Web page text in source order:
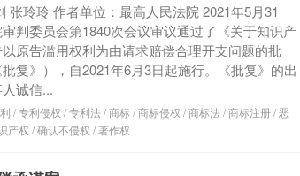
张玲玲 作者单位：最高人民法院 2021年5月31
判委员会第1840次会议审议通过了《关于知识产
原告滥用权利为由请求赔偿合理开支问题的批
复》），自2021年6月3日起施行。《批复》的出
诚信...
/专利侵权 /专利法 /商标 /商标侵权 /商标法 /商标注册/恶
产权 /确认不侵权 /著作权